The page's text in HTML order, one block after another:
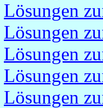
Lösungen
Lösungen
Lösungen
Lösungen
Lösungen